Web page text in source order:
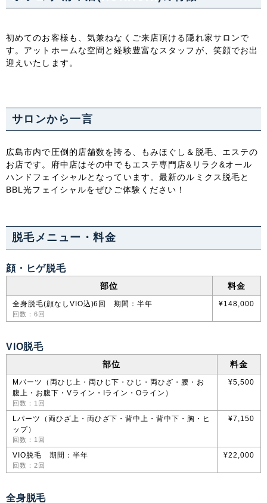
初めてのお客様も、気兼ねなくご来店頂ける隠れ家サロンで
す。アットホームな空間と経験豊富なスタッフが、笑顔でお出
迎えいたします。
サロンから一言
広島市内で圧倒的店舗数を誇る、もみほぐし＆脱毛、エステの
お店です。府中店はその中でもエステ専門店&リラク&オール
ハンドフェイシャルとなっています。最新のルミクス脱毛と
BBL光フェイシャルをぜひご体験ください！
脱毛メニュー・料金
顔・ヒゲ脱毛
部位 料金
全身脱毛(顔なしVIO込)6回 期間：半年
回数：6回
¥148,000
VIO脱毛
部位 料金
Mパーツ（両ひじ上・両ひじ下・ひじ・両ひざ・腰・お
腹上・お腹下・Vライン・Iライン・Oライン）
回数：1回
¥5,500
Lパーツ（両ひざ上・両ひざ下・背中上・背中下・胸・ヒ
ップ）
回数：1回
¥7,150
VIO脱毛 期間：半年
回数：2回
¥22,000
全身脱毛